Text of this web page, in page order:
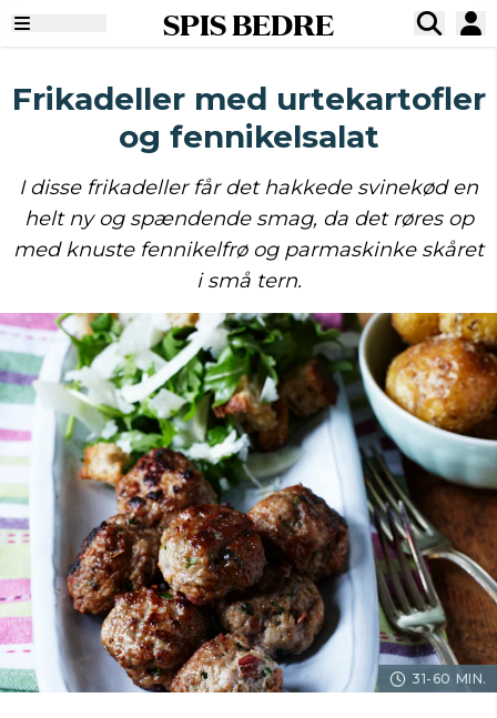
SPIS BEDRE
Frikadeller med urtekartofler
og fennikelsalat
I disse frikadeller får det hakkede svinekød en
helt ny og spændende smag, da det røres op
med knuste fennikelfrø og parmaskinke skåret
i små tern.
31-60 MIN.